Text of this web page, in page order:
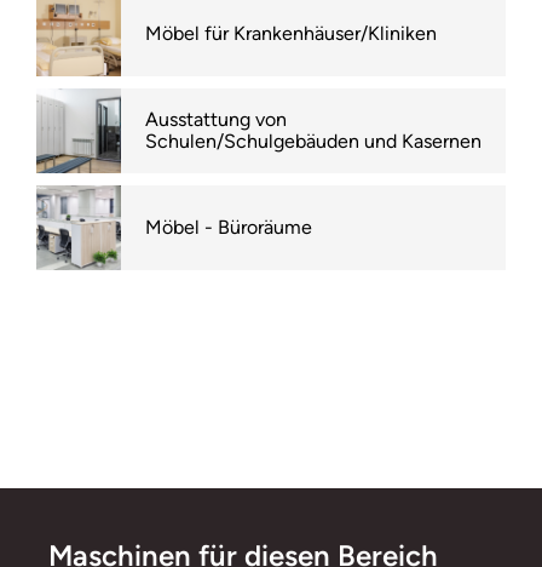
Möbel für Krankenhäuser/Kliniken
Ausstattung von
Schulen/Schulgebäuden und Kasernen
Möbel - Büroräume
Maschinen für diesen Bereich